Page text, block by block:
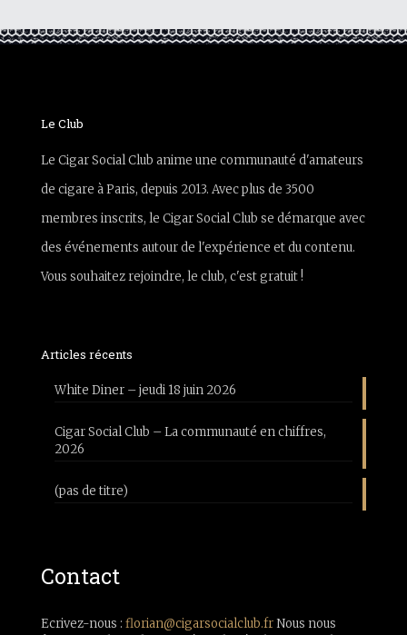
Le Club
Le Cigar Social Club anime une communauté d'amateurs
de cigare à Paris, depuis 2013. Avec plus de 3500
membres inscrits, le Cigar Social Club se démarque avec
des événements autour de l'expérience et du contenu.
Vous souhaitez rejoindre, le club, c'est gratuit !
Articles récents
White Diner – jeudi 18 juin 2026
Cigar Social Club – La communauté en chiffres,
2026
(pas de titre)
Contact
Ecrivez-nous : florian@cigarsocialclub.frNous nous